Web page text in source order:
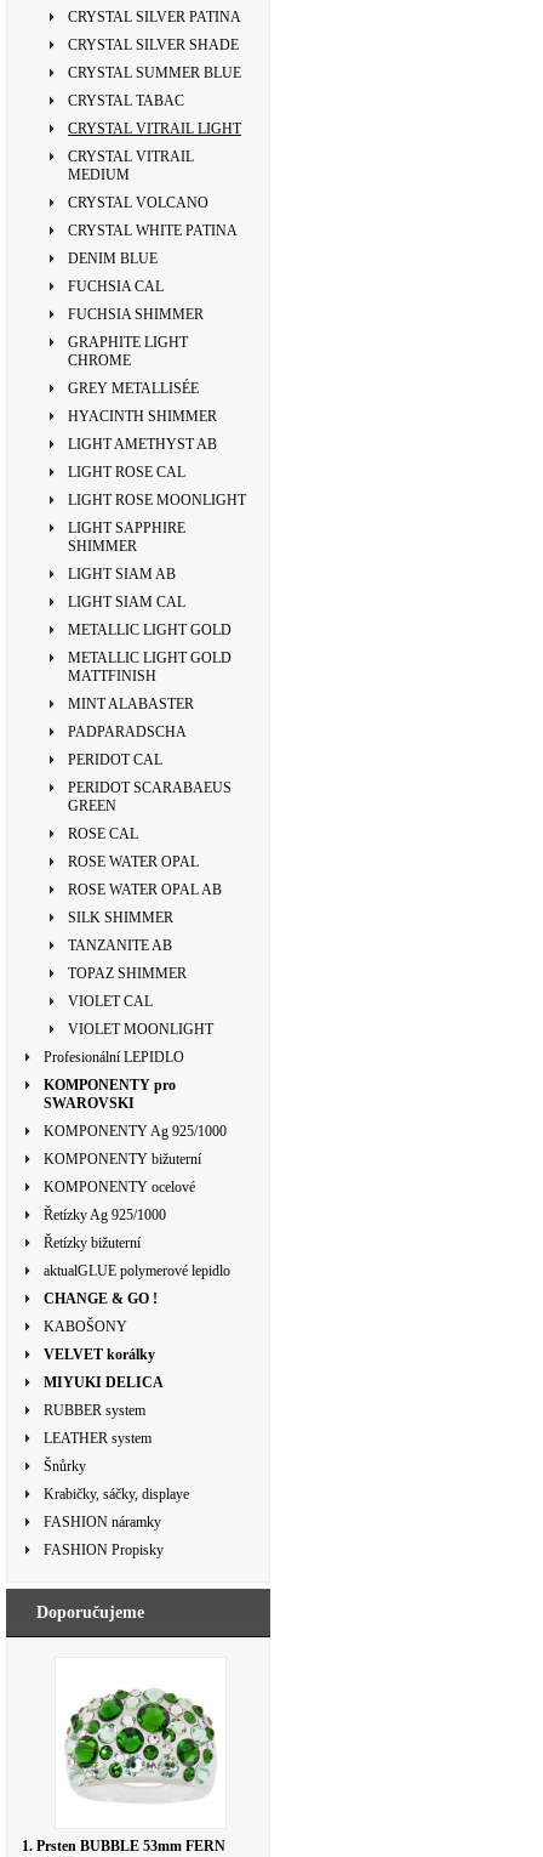
CRYSTAL SILVER PATINA
CRYSTAL SILVER SHADE
CRYSTAL SUMMER BLUE
CRYSTAL TABAC
CRYSTAL VITRAIL LIGHT
CRYSTAL VITRAIL
MEDIUM
CRYSTAL VOLCANO
CRYSTAL WHITE PATINA
DENIM BLUE
FUCHSIA CAL
FUCHSIA SHIMMER
GRAPHITE LIGHT
CHROME
GREY METALLISÉE
HYACINTH SHIMMER
LIGHT AMETHYST AB
LIGHT ROSE CAL
LIGHT ROSE MOONLIGHT
LIGHT SAPPHIRE
SHIMMER
LIGHT SIAM AB
LIGHT SIAM CAL
METALLIC LIGHT GOLD
METALLIC LIGHT GOLD
MATTFINISH
MINT ALABASTER
PADPARADSCHA
PERIDOT CAL
PERIDOT SCARABAEUS
GREEN
ROSE CAL
ROSE WATER OPAL
ROSE WATER OPAL AB
SILK SHIMMER
TANZANITE AB
TOPAZ SHIMMER
VIOLET CAL
VIOLET MOONLIGHT
Profesionální LEPIDLO
KOMPONENTY pro
SWAROVSKI
KOMPONENTY Ag 925/1000
KOMPONENTY bižuterní
KOMPONENTY ocelové
Řetízky Ag 925/1000
Řetízky bižuterní
aktualGLUE polymerové lepidlo
CHANGE & GO !
KABOŠONY
VELVET korálky
MIYUKI DELICA
RUBBER system
LEATHER system
Šnůrky
Krabičky, sáčky, displaye
FASHION náramky
FASHION Propisky
Doporučujeme
1. Prsten BUBBLE 53mm FERN